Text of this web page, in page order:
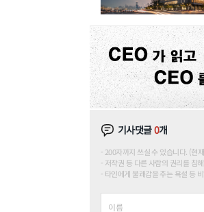
기사댓글0개
200자까지 쓰실 수 있습니다. (현
저작권 등 다른 사람의 권리를 침
타인에게 불쾌감을 주는 욕설 등